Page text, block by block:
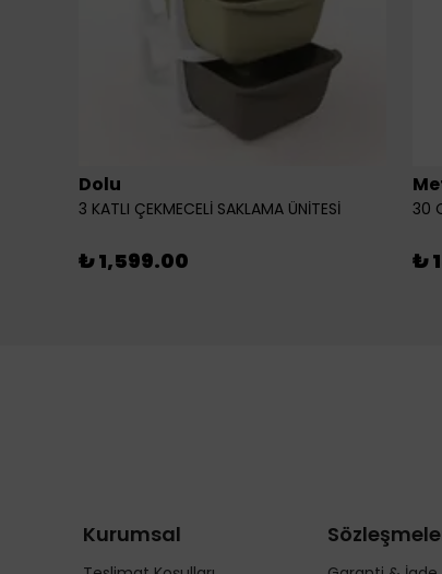
Dolu
3 KATLI ÇEKMECELİ SAKLAMA ÜNİTESİ
₺ 1,599.00
30
₺
Kurumsal